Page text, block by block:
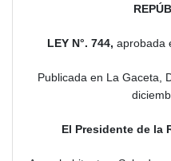
LEY N°. 744, aprobada
Publicada en La Gaceta,
El Presidente de la